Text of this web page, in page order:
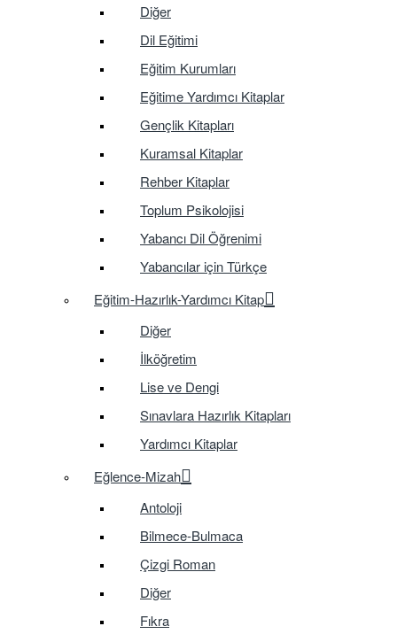
Diğer
Dil Eğitimi
Eğitim Kurumları
Eğitime Yardımcı Kitaplar
Gençlik Kitapları
Kuramsal Kitaplar
Rehber Kitaplar
Toplum Psikolojisi
Yabancı Dil Öğrenimi
Yabancılar için Türkçe
Eğitim-Hazırlık-Yardımcı Kitap
Diğer
İlköğretim
Lise ve Dengi
Sınavlara Hazırlık Kitapları
Yardımcı Kitaplar
Eğlence-Mizah
Antoloji
Bilmece-Bulmaca
Çizgi Roman
Diğer
Fıkra